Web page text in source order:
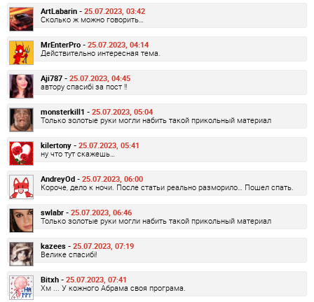
ArtLabarin - 25.07.2023, 03:42
Сколько ж можно говорить…
MrEnterPro - 25.07.2023, 04:14
Действительно интересная тема.
Aji787 - 25.07.2023, 04:45
автору спасибі за пост !!
monsterkill1 - 25.07.2023, 05:04
Только золотые руки могли набить такой прикольный материал
kilertony - 25.07.2023, 05:41
ну что тут скажешь…
AndreyOd - 25.07.2023, 06:00
Короче, дело к ночи. После статьи реально разморило… Пошел спать.
swlabr - 25.07.2023, 06:46
Только золотые руки могли набить такой прикольный материал
kazees - 25.07.2023, 07:19
Велике спасибі!
Bitxh - 25.07.2023, 07:41
Хм ... У кожного Абрама своя програма.